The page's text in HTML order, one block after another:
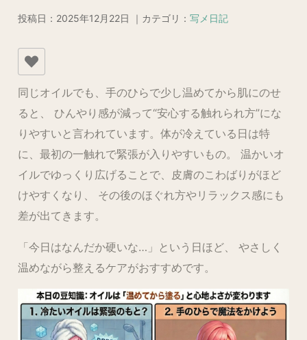
投稿日：2025年12月22日 ｜カテゴリ： 写メ日記
同じオイルでも、手のひらで少し温めてから肌にのせ
ると、 ひんやり感が減って“安心する触れられ方”にな
りやすいと言われています。体が冷えている日は特
に、最初の一触れで緊張が入りやすいもの。 温かいオ
イルでゆっくり広げることで、皮膚のこわばりがほど
けやすくなり、 その後のほぐれ方やリラックス感にも
差が出てきます。
「今日はなんだか硬いな…」という日ほど、 やさしく
温めながら整えるケアがおすすめです。